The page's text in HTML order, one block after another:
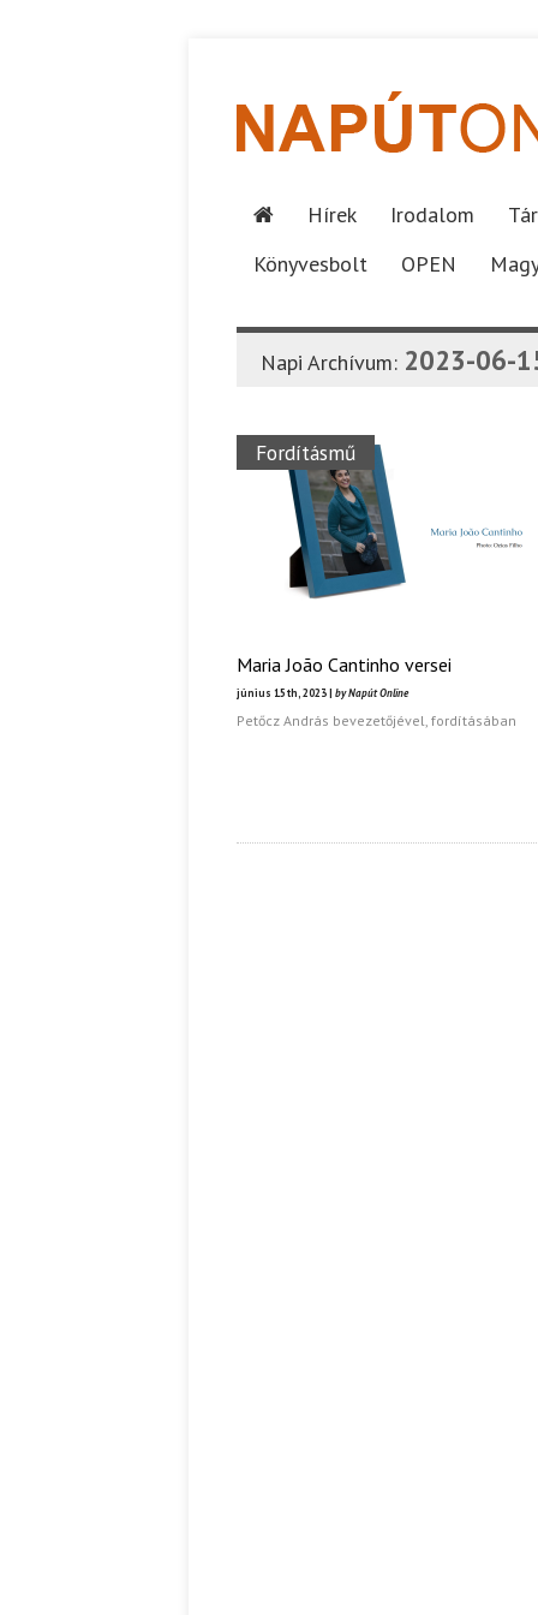
Hírek Irodalom
Könyvesbolt
OPEN
Napi Archívum: 2023-06-
Fordításmű
Maria João Cantinho versei
június 15th, 2023 | by Napút Online
Petőcz András bevezetőjével, fordításában